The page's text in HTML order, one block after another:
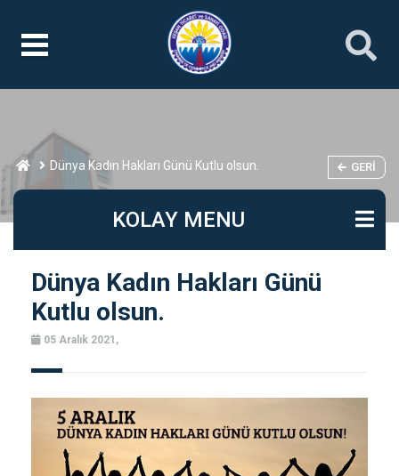
Dünya Kadın Hakları Günü Kutlu olsun. GERI
KOLAY MENU
Dünya Kadın Hakları Günü
Kutlu olsun.
05 Aralık 2021,